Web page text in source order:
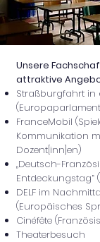
Unsere
attraktive
Straßburgfahrt in
FranceMobil
Kommunikation
Dozent[inn]en)
„Deutsch-
Entdeckungstag“
DELF im
(Europäisches
Cinéfête
Theaterbesuch